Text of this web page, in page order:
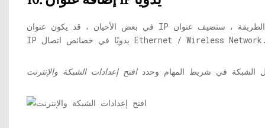
في بعض الأحيان ، قد يكون عنوان IP الخاطئ هو السبب وراء هذا الخطأ. لذلك ، في هذه الطريقة ، سنضيف عنوان
الشبكة في شريط المهام وحددافتح إعدادات الشبكة والإنترنت